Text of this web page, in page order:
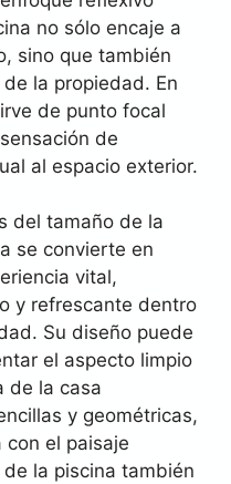
no sólo encaje a
sino que también
la propiedad. En
de punto focal
de
al espacio exterior.
del tamaño de la
se convierte en
vital,
y refrescante dentro
Su diseño puede
el aspecto limpio
de la casa
y geométricas,
el paisaje
la piscina también